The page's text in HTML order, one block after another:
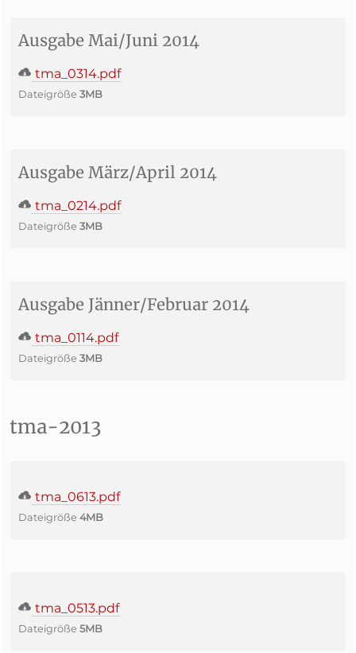
Ausgabe Mai/Juni 2014
tma_0314.pdf
Dateigröße 3MB
Ausgabe März/April 2014
tma_0214.pdf
Dateigröße 3MB
Ausgabe Jänner/Februar 2014
tma_0114.pdf
Dateigröße 3MB
tma-2013
tma_0613.pdf
Dateigröße 4MB
tma_0513.pdf
Dateigröße 5MB